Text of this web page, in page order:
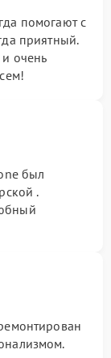
помогают с
приятный.
очень
был
.